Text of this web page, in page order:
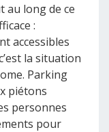
au long de ce
:
accessibles
la situation
Parking
piétons
personnes
pour